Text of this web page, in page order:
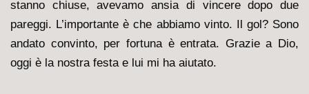
stanno chiuse, avevamo ansia di vincere dopo due
pareggi. L’importante è che abbiamo vinto. Il gol? Sono
andato convinto, per fortuna è entrata. Grazie a Dio,
oggi è la nostra festa e lui mi ha aiutato.